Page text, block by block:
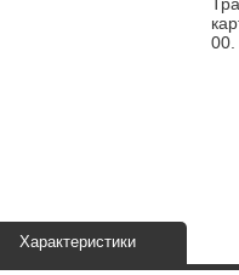
00.
Характеристики